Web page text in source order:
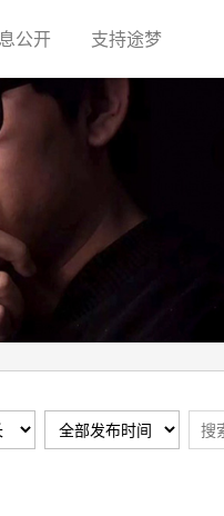
公开(current)支持途梦(current)